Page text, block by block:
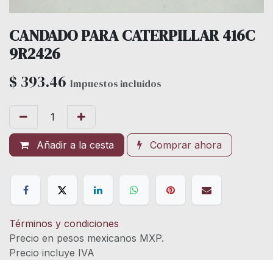
CANDADO PARA CATERPILLAR 416C
9R2426
$ 393.46 Impuestos incluidos
Añadir a la cesta Comprar ahora
Términos y condiciones
Precio en pesos mexicanos MXP.
Precio incluye IVA